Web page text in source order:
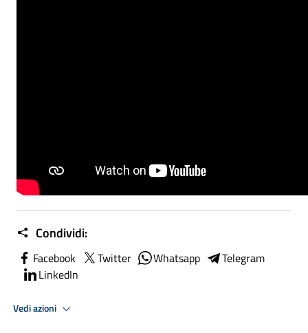
Condividi:
Facebook Twitter Whatsapp
Telegram
LinkedIn
Vedi azioni